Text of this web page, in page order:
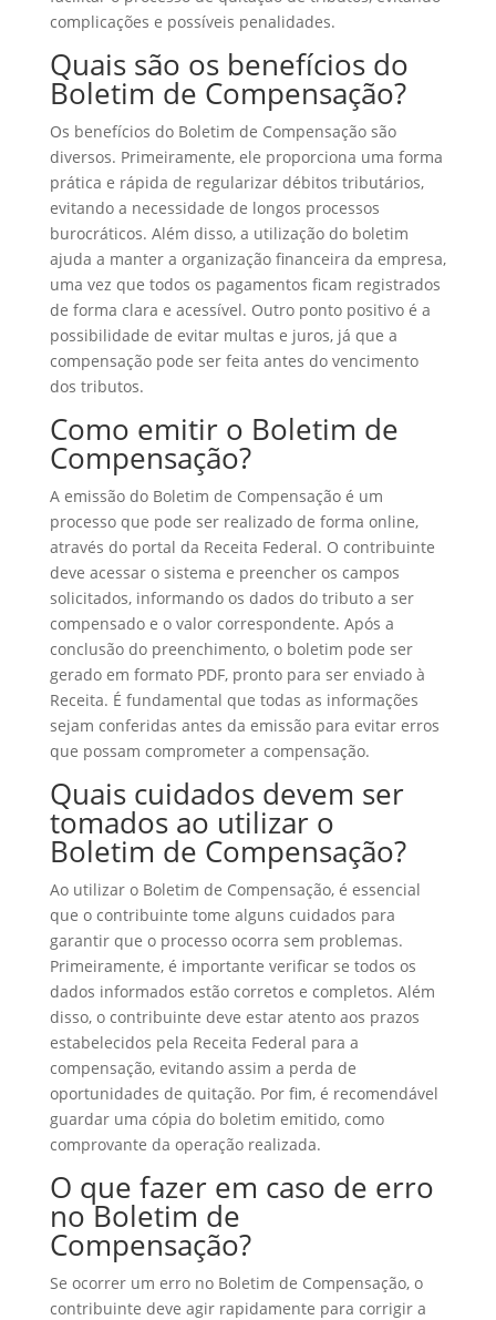
complicações e possíveis penalidades.
Quais são os benefícios do
Boletim de Compensação?
Os benefícios do Boletim de Compensação são
diversos. Primeiramente, ele proporciona uma forma
prática e rápida de regularizar débitos tributários,
evitando a necessidade de longos processos
burocráticos. Além disso, a utilização do boletim
ajuda a manter a organização financeira da empresa,
uma vez que todos os pagamentos ficam registrados
de forma clara e acessível. Outro ponto positivo é a
possibilidade de evitar multas e juros, já que a
compensação pode ser feita antes do vencimento
dos tributos.
Como emitir o Boletim de
Compensação?
A emissão do Boletim de Compensação é um
processo que pode ser realizado de forma online,
através do portal da Receita Federal. O contribuinte
deve acessar o sistema e preencher os campos
solicitados, informando os dados do tributo a ser
compensado e o valor correspondente. Após a
conclusão do preenchimento, o boletim pode ser
gerado em formato PDF, pronto para ser enviado à
Receita. É fundamental que todas as informações
sejam conferidas antes da emissão para evitar erros
que possam comprometer a compensação.
Quais cuidados devem ser
tomados ao utilizar o
Boletim de Compensação?
Ao utilizar o Boletim de Compensação, é essencial
que o contribuinte tome alguns cuidados para
garantir que o processo ocorra sem problemas.
Primeiramente, é importante verificar se todos os
dados informados estão corretos e completos. Além
disso, o contribuinte deve estar atento aos prazos
estabelecidos pela Receita Federal para a
compensação, evitando assim a perda de
oportunidades de quitação. Por fim, é recomendável
guardar uma cópia do boletim emitido, como
comprovante da operação realizada.
O que fazer em caso de erro
no Boletim de
Compensação?
Se ocorrer um erro no Boletim de Compensação, o
contribuinte deve agir rapidamente para corrigir a